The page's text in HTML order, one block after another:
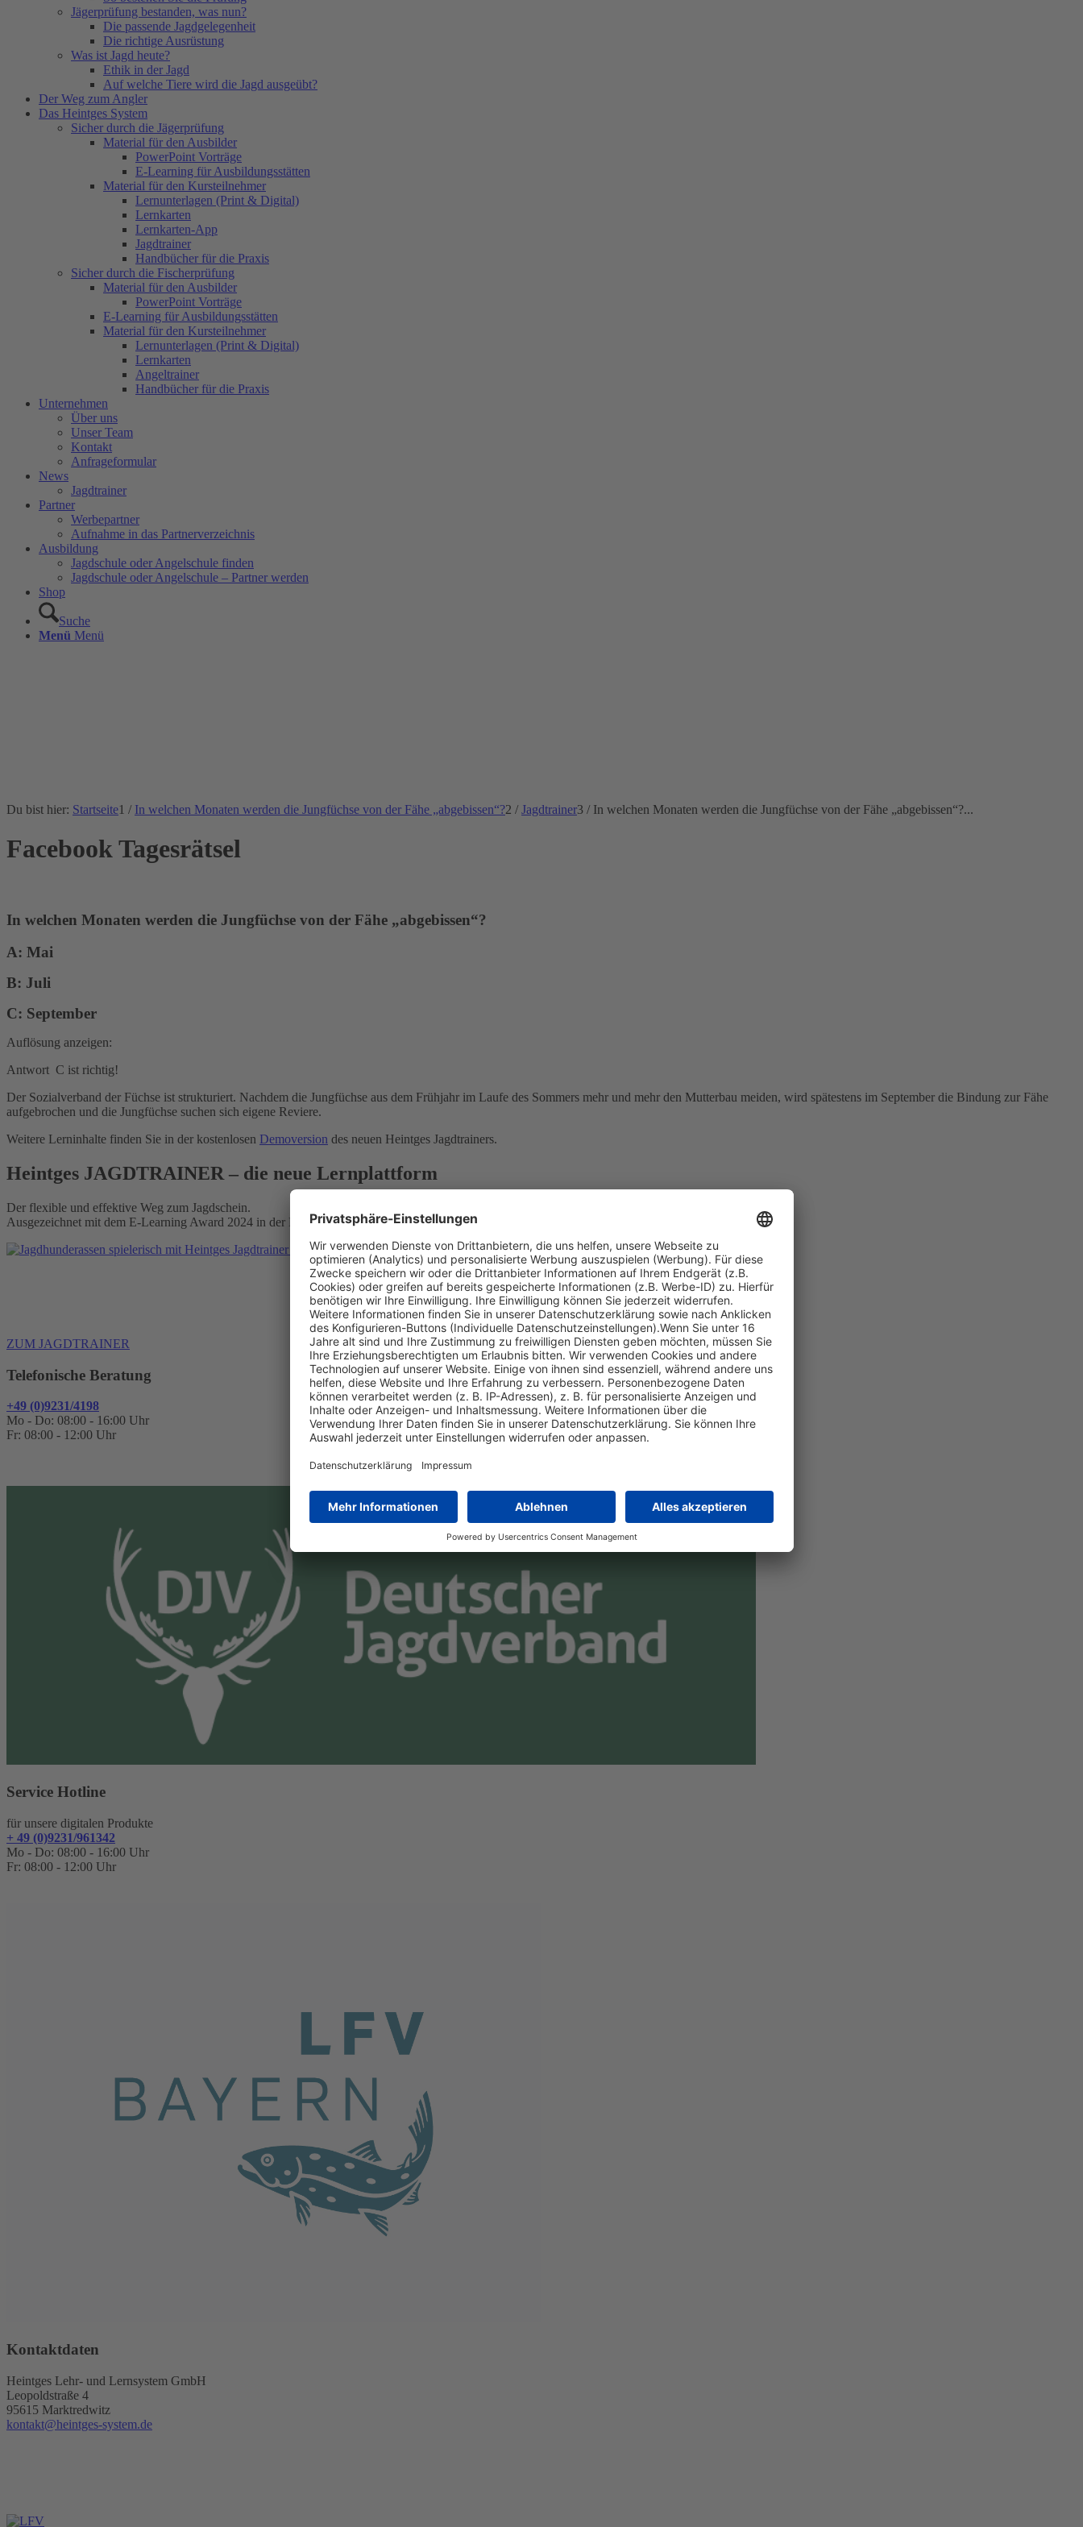
Jägerprüfung bestanden, was nun?
Die passende Jagdgelegenheit
Die richtige Ausrüstung
Was ist Jagd heute?
Ethik in der Jagd
Auf welche Tiere wird die Jagd ausgeübt?
Der Weg zum Angler
Das Heintges System
Sicher durch die Jägerprüfung
Material für den Ausbilder
PowerPoint Vorträge
E-Learning für Ausbildungsstätten
Material für den Kursteilnehmer
Lernunterlagen (Print & Digital)
Lernkarten
Lernkarten-App
Jagdtrainer
Handbücher für die Praxis
Sicher durch die Fischerprüfung
Material für den Ausbilder
PowerPoint Vorträge
E-Learning für Ausbildungsstätten
Material für den Kursteilnehmer
Lernunterlagen (Print & Digital)
Lernkarten
Angeltrainer
Handbücher für die Praxis
Unternehmen
Über uns
Unser Team
Kontakt
Anfrageformular
News
Jagdtrainer
Partner
Werbepartner
Aufnahme in das Partnerverzeichnis
Ausbildung
Jagdschule oder Angelschule finden
Jagdschule oder Angelschule – Partner werden
Shop
Suche
Menü Menü
Du bist hier: Startseite1 / In welchen Monaten werden die Jungfüchse von der Fähe „abgebissen“?2 / Jagdtrainer3 / In welchen Monaten werden die Jungfüchse von der Fähe „abgebissen“?...
Facebook Tagesrätsel
In welchen Monaten werden die Jungfüchse von der Fähe „abgebissen“?
A: Mai
B: Juli
C: September
Auflösung anzeigen:
Antwort C ist richtig!
Der Sozialverband der Füchse ist strukturiert. Nachdem die Jungfüchse aus dem Frühjahr im Laufe des Sommers mehr und mehr den Mutterbau meiden, wird spätestens im September die Bindung zur Fähe
aufgebrochen und die Jungfüchse suchen sich eigene Reviere.
Weitere Lerninhalte finden Sie in der kostenlosen Demoversion des neuen Heintges Jagdtrainers.
Heintges JAGDTRAINER – die neue Lernplattform
Der flexible und effektive Weg zum Jagdschein.
Ausgezeichnet mit dem E-Learning Award 2024 in der Kategorie „Lernportale“
Alle Module in einer Lernplattform – inklusive Original-Prüfungsfragen
Alle 9 Fachgebiete in einem Gesamtpaket
ZUM JAGDTRAINER
Telefonische Beratung
+49 (0)9231/4198
Mo - Do: 08:00 - 16:00 Uhr
Fr: 08:00 - 12:00 Uhr
Service Hotline
für unsere digitalen Produkte
+ 49 (0)9231/961342
Mo - Do: 08:00 - 16:00 Uhr
Fr: 08:00 - 12:00 Uhr
Kontaktdaten
Heintges Lehr- und Lernsystem GmbH
Leopoldstraße 4
95615 Marktredwitz
kontakt@heintges-system.de